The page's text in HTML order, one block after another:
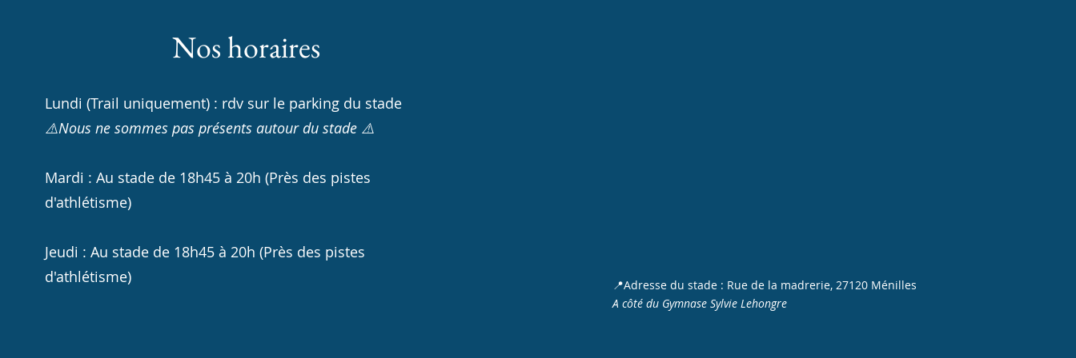
Nos horaires
Lundi (Trail uniquement) : rdv sur le parking du stade
⚠️Nous ne sommes pas présents autour du stade ⚠️
Mardi : Au stade de 18h45 à 20h (Près des pistes
d'athlétisme)
Jeudi : Au stade de 18h45 à 20h (Près des pistes
d'athlétisme)
📍Adresse du stade : Rue de la madrerie, 27120 Ménilles
A côté du Gymnase Sylvie Lehongre